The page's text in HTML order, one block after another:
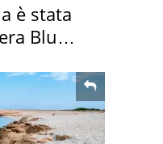
è stata
Blu